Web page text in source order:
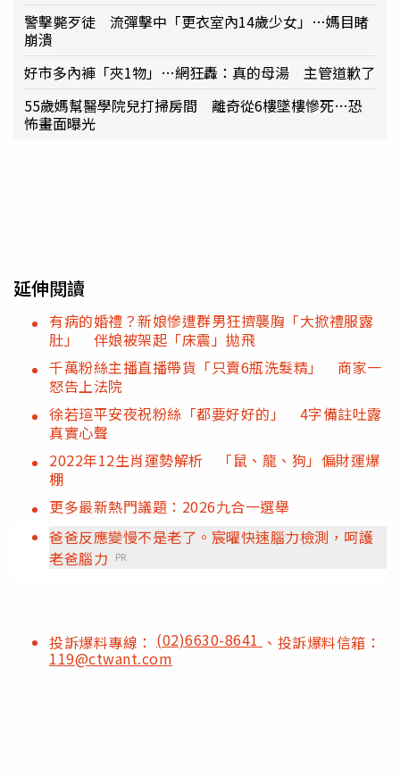
警擊斃歹徒 流彈擊中「更衣室內14歲少女」…媽目睹
崩潰
好市多內褲「夾1物」…網狂轟：真的母湯 主管道歉了
55歲媽幫醫學院兒打掃房間 離奇從6樓墜樓慘死…恐
怖畫面曝光
延伸閱讀
有病的婚禮？新娘慘遭群男狂擠襲胸「大掀禮服露
肚」 伴娘被架起「床震」拋飛
千萬粉絲主播直播帶貨「只賣6瓶洗髮精」 商家一
怒告上法院
徐若瑄平安夜祝粉絲「都要好好的」 4字備註吐露
真實心聲
2022年12生肖運勢解析 「鼠、龍、狗」偏財運爆
棚
更多最新熱門議題：2026九合一選舉
爸爸反應變慢不是老了。宸曜快速腦力檢測，呵護
老爸腦力
PR
投訴爆料專線： (02)6630-8641 、投訴爆料信箱：
119@ctwant.com